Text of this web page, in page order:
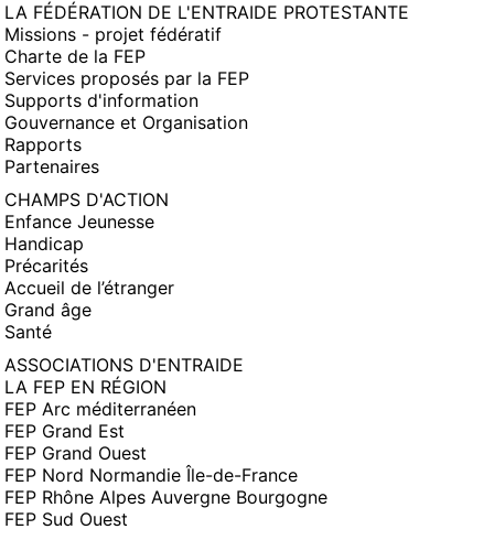
LA FÉDÉRATION DE L'ENTRAIDE PROTESTANTE
Missions - projet fédératif
Charte de la FEP
Services proposés par la FEP
Supports d'information
Gouvernance et Organisation
Rapports
Partenaires
CHAMPS D'ACTION
Enfance Jeunesse
Handicap
Précarités
Accueil de l’étranger
Grand âge
Santé
ASSOCIATIONS D'ENTRAIDE
LA FEP EN RÉGION
FEP Arc méditerranéen
FEP Grand Est
FEP Grand Ouest
FEP Nord Normandie Île-de-France
FEP Rhône Alpes Auvergne Bourgogne
FEP Sud Ouest